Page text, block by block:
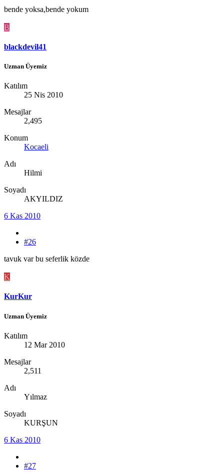
bende yoksa,bende yokum
B
blackdevil41
Uzman Üyemiz
Katılım
25 Nis 2010
Mesajlar
2,495
Konum
Kocaeli
Adı
Hilmi
Soyadı
AKYILDIZ
6 Kas 2010
#26
tavuk var bu seferlik közde
K
KurKur
Uzman Üyemiz
Katılım
12 Mar 2010
Mesajlar
2,511
Adı
Yılmaz
Soyadı
KURŞUN
6 Kas 2010
#27